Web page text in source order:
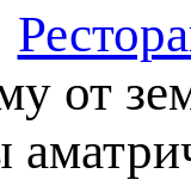
от